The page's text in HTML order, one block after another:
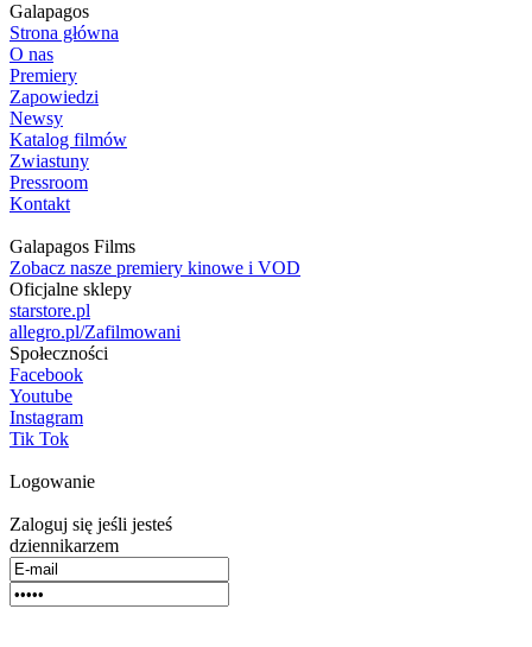
Galapagos
Strona główna
O nas
Premiery
Zapowiedzi
Newsy
Katalog filmów
Zwiastuny
Pressroom
Kontakt
Galapagos Films
Zobacz nasze premiery kinowe i VOD
Oficjalne sklepy
starstore.pl
allegro.pl/Zafilmowani
Społeczności
Facebook
Youtube
Instagram
Tik Tok
Logowanie
Zaloguj się jeśli jesteś
dziennikarzem